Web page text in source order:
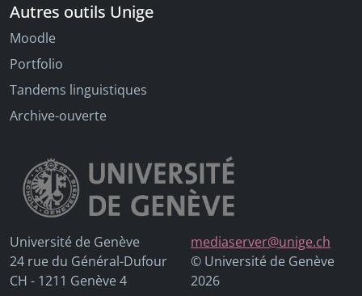
Autres outils Unige
Moodle
Portfolio
Tandems linguistiques
Archive-ouverte
Université de Genève
24 rue du Général-Dufour
CH - 1211 Genève 4
mediaserver@unige.ch
© Université de Genève
2026